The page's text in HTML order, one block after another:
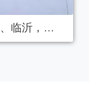
临沂，仙